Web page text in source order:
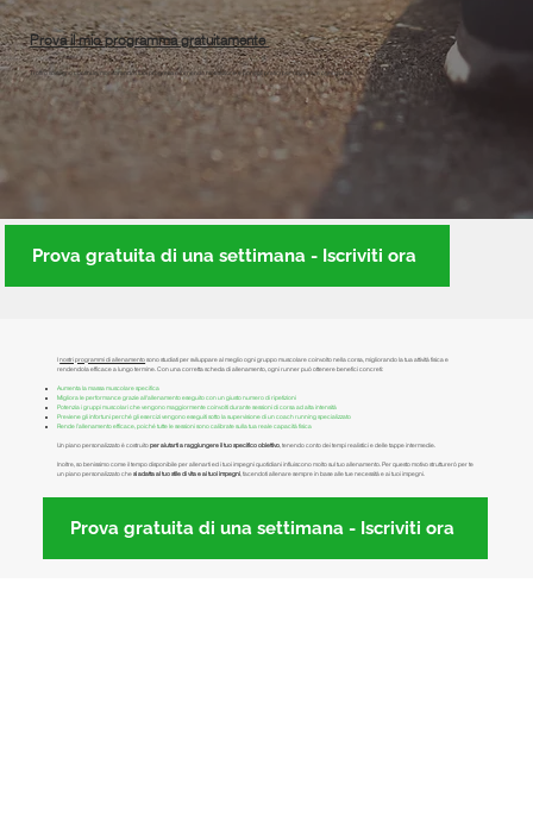
Prova il mio programma gratuitamente
Ti offro sostegno continuo, monitorando i tuoi progressi e fornendo motivazione e consigli pratici per migliorare ogni giorno.
Prova gratuita di una settimana - Iscriviti ora
Inostri programmi di allenamentosono studiati per sviluppare al meglio ogni gruppo muscolare coinvolto nella corsa, migliorando la tua attività fisica e
rendendola efficace a lungo termine. Con una corretta scheda di allenamento, ogni runner può ottenere benefici concreti:
Aumenta la massa muscolare specifica
Migliora le performance grazie all'allenamento eseguito con un giusto numero di ripetizioni
Potenzia i gruppi muscolari che vengono maggiormente coinvolti durante sessioni di corsa ad alta intensità
Previene gli infortuni perché gliesercizi vengono eseguiti sotto la supervisione di un coach running specializzato
Rende l’allenamento efficace, poiché tutte le sessioni sono calibrate sulla tua reale capacità fisica
Un piano personalizzato è costruitoper aiutarti a raggiungere il tuo specifico obiettivo , tenendo conto dei tempi realistici e delle tappe intermedie.
Inoltre, so benissimo come il tempo disponibile per allenarti ed i tuoi impegni quotidiani influiscono molto sul tuo allenamento. Per questo motivo strutturerò per te
un piano personalizzato chesi adatta al tuo stile di vita e ai tuoi impegni , facendoti allenare sempre in base alle tue necessità e ai tuoi impegni. ​
Prova gratuita di una settimana - Iscriviti ora